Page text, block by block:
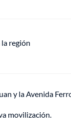
región
y la Avenida
movilización.